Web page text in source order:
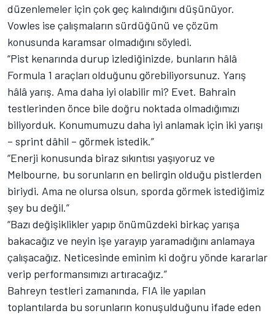
düzenlemeler için çok geç kalındığını düşünüyor.
Vowles ise çalışmaların sürdüğünü ve çözüm
konusunda karamsar olmadığını söyledi.
“Pist kenarında durup izlediğinizde, bunların hâlâ
Formula 1 araçları olduğunu görebiliyorsunuz. Yarış
hâlâ yarış. Ama daha iyi olabilir mi? Evet. Bahrain
testlerinden önce bile doğru noktada olmadığımızı
biliyorduk. Konumumuzu daha iyi anlamak için iki yarışı
– sprint dâhil – görmek istedik.”
“Enerji konusunda biraz sıkıntısı yaşıyoruz ve
Melbourne, bu sorunların en belirgin olduğu pistlerden
biriydi. Ama ne olursa olsun, sporda görmek istediğimiz
şey bu değil.”
“Bazı değişiklikler yapıp önümüzdeki birkaç yarışa
bakacağız ve neyin işe yarayıp yaramadığını anlamaya
çalışacağız. Neticesinde eminim ki doğru yönde kararlar
verip performansımızı artıracağız.”
Bahreyn testleri zamanında, FIA ile yapılan
toplantılarda bu sorunların konuşulduğunu ifade eden